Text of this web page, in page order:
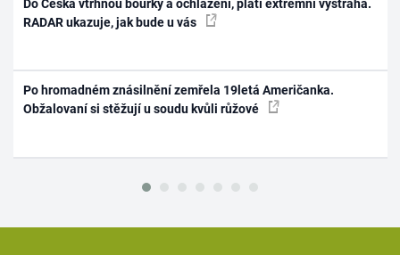
Do Česka vtrhnou bouřky a ochlazení, platí extrémní výstraha.
RADAR ukazuje, jak bude u vás
Po hromadném znásilnění zemřela 19letá Američanka.
Obžalovaní si stěžují u soudu kvůli růžové